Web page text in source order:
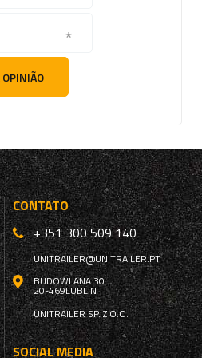
CONTATO
+351 300 509 140
UNITRAILER@UNITRAILER.PT
BUDOWLANA 30
20-469LUBLIN
UNITRAILER SP. Z O.O.
SOCIAL MEDIA